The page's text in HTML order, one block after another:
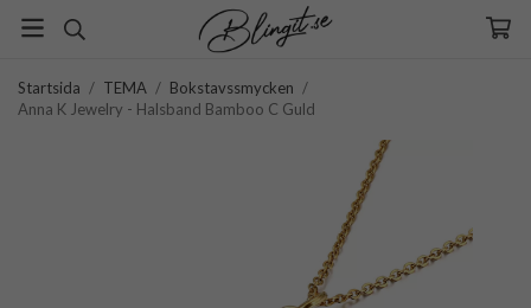
Startsida / TEMA / Bokstavssmycken /
Anna K Jewelry - Halsband Bamboo C Guld